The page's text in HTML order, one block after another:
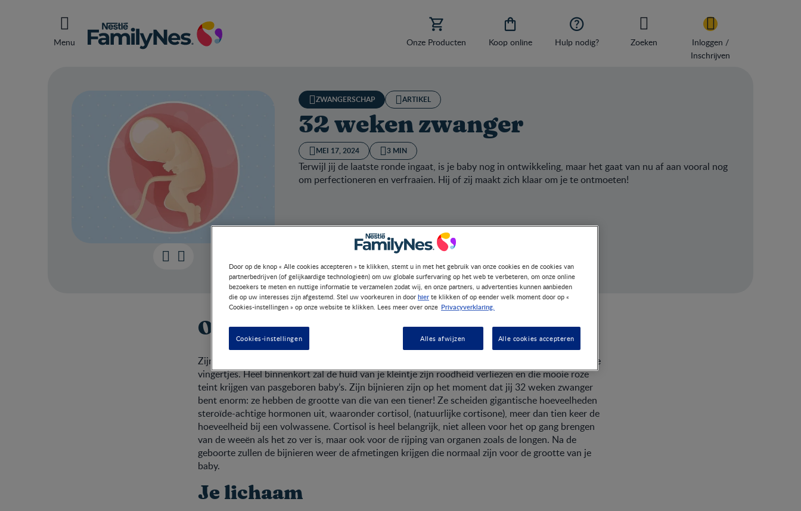
Menu

Onze Producten

Koop online

Hulp nodig? Zoeken
Inloggen /
Inschrijven
ZWANGERSCHAP ARTIKEL
32 weken zwanger
MEI 17, 2024 3 MIN
Terwijl jij de laatste ronde ingaat, is je baby nog in ontwikkeling, maar het gaat van nu af aan vooral nog
om perfectioneren en verfraaien. Hij of zij maakt zich klaar om je te ontmoeten!
Ontwikkeling van je baby
Zijn botten zijn al bijna helemaal klaar en zijn nagels zitten precies op de goede plek op zijn kleine
vingertjes. Heel binnenkort zal de huid van je kleintje zijn roodheid verliezen en die mooie roze
teint krijgen van pasgeboren baby’s. Zijn bijnieren zijn op het moment dat jij 32 weken zwanger
bent enorm: ze hebben de grootte van die van een tiener! Ze scheiden gigantische hoeveelheden
steroïde-achtige hormonen uit, waaronder cortisol, (natuurlijke cortisone), meer dan tien keer de
hoeveelheid bij een volwassene. Cortisol is heel belangrijk, niet alleen voor het op gang brengen
van de weeën als het zo ver is, maar ook voor de rijping van organen zoals de longen. Na de
geboorte zullen de bijnieren weer de afmetingen krijgen die normaal zijn voor de grootte van je
baby.
Je lichaam
Door op de knop « Alle cookies accepteren » te klikken, stemt u in met het gebruik van onze cookies en de cookies van
partnerbedrijven (of gelijkaardige technologieën) om uw globale surfervaring op het web te verbeteren, om onze online
bezoekers te meten en nuttige informatie te verzamelen zodat wij, en onze partners, u advertenties kunnen aanbieden
die op uw interesses zijn afgestemd. Stel uw voorkeuren in door hier te klikken of op eender welk moment door op «
Cookies-instellingen » op onze website te klikken. Lees meer over onze Privacyverklaring.
Cookies-instellingen Alles afwijzen Alle cookies accepteren